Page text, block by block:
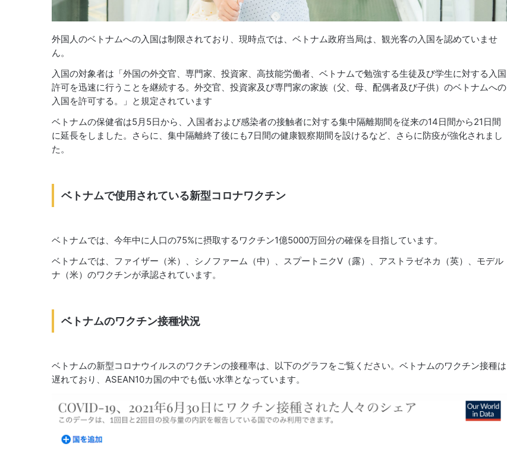
外国人のベトナムへの入国は制限されており、現時点では、ベトナム政府当局は、観光客の入国を認めていませ
ん。
入国の対象者は「外国の外交官、専門家、投資家、高技能労働者、ベトナムで勉強する生徒及び学生に対する入国
許可を迅速に行うことを継続する。外交官、投資家及び専門家の家族（父、母、配偶者及び子供）のベトナムへの
入国を許可する。」と規定されています
ベトナムの保健省は5月5日から、入国者および感染者の接触者に対する集中隔離期間を従来の14日間から21日間
に延長をしました。さらに、集中隔離終了後にも7日間の健康観察期間を設けるなど、さらに防疫が強化されまし
た。
ベトナムで使用されている新型コロナワクチン
ベトナムでは、今年中に人口の75%に摂取するワクチン1億5000万回分の確保を目指しています。
ベトナムでは、ファイザー（米）、シノファーム（中）、スプートニクV（露）、アストラゼネカ（英）、モデル
ナ（米）のワクチンが承認されています。
ベトナムのワクチン接種状況
ベトナムの新型コロナウイルスのワクチンの接種率は、以下のグラフをご覧ください。ベトナムのワクチン接種は
遅れており、ASEAN10カ国の中でも低い水準となっています。